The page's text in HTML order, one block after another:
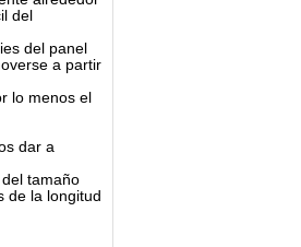
del
del panel
a partir
lo menos el
dar a
tamaño
de la longitud